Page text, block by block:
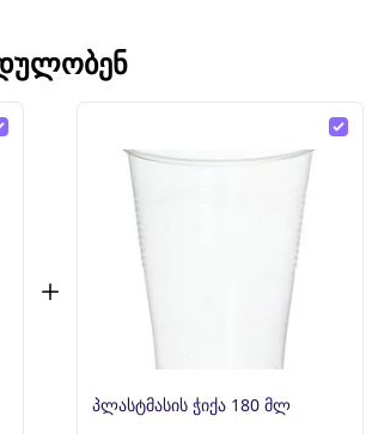
პლასტმასის ჭიქა 180 მლ